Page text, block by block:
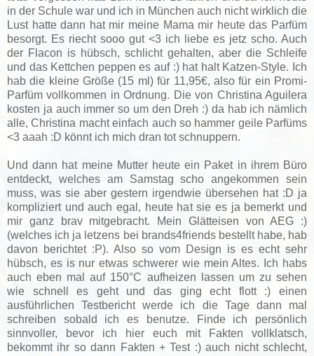
in der Schule war und ich in München auch nicht wirklich die
Lust hatte dann hat mir meine Mama mir heute das Parfüm
besorgt. Es riecht sooo gut <3 ich liebe es jetz scho. Auch
der Flacon is hübsch, schlicht gehalten, aber die Schleife
und das Kettchen peppen es auf :) hat halt Katzen-Style. Ich
hab die kleine Größe (15 ml) für 11,95€, also für ein Promi-
Parfüm vollkommen in Ordnung. Die von Christina Aguilera
kosten ja auch immer so um den Dreh :) da hab ich nämlich
alle, Christina macht einfach auch so hammer geile Parfüms
<3 aaah :D könnt ich mich dran tot schnuppern.
Und dann hat meine Mutter heute ein Paket in ihrem Büro
entdeckt, welches am Samstag scho angekommen sein
muss, was sie aber gestern irgendwie übersehen hat :D ja
kompliziert und auch egal, heute hat sie es ja bemerkt und
mir ganz brav mitgebracht. Mein Glätteisen von AEG :)
(welches ich ja letzens bei brands4friends bestellt habe, hab
davon berichtet :P). Also so vom Design is es echt sehr
hübsch, es is nur etwas schwerer wie mein Altes. Ich habs
auch eben mal auf 150°C aufheizen lassen um zu sehen
wie schnell es geht und das ging echt flott :) einen
ausführlichen Testbericht werde ich die Tage dann mal
schreiben sobald ich es benutze. Finde ich persönlich
sinnvoller, bevor ich hier euch mit Fakten vollklatsch,
bekommt ihr so dann Fakten + Test :) auch nicht schlecht,